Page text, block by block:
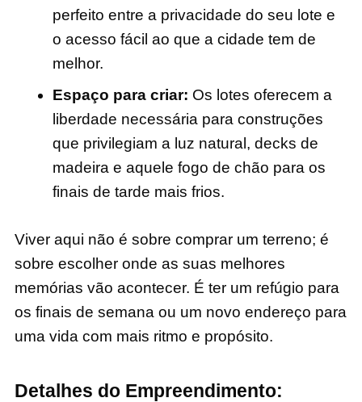
perfeito entre a privacidade do seu lote e
o acesso fácil ao que a cidade tem de
melhor.
Espaço para criar: Os lotes oferecem a
liberdade necessária para construções
que privilegiam a luz natural, decks de
madeira e aquele fogo de chão para os
finais de tarde mais frios.
Viver aqui não é sobre comprar um terreno; é
sobre escolher onde as suas melhores
memórias vão acontecer. É ter um refúgio para
os finais de semana ou um novo endereço para
uma vida com mais ritmo e propósito.
Detalhes do Empreendimento: